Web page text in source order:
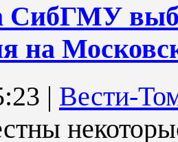
СибГМУ
на
| Вести-